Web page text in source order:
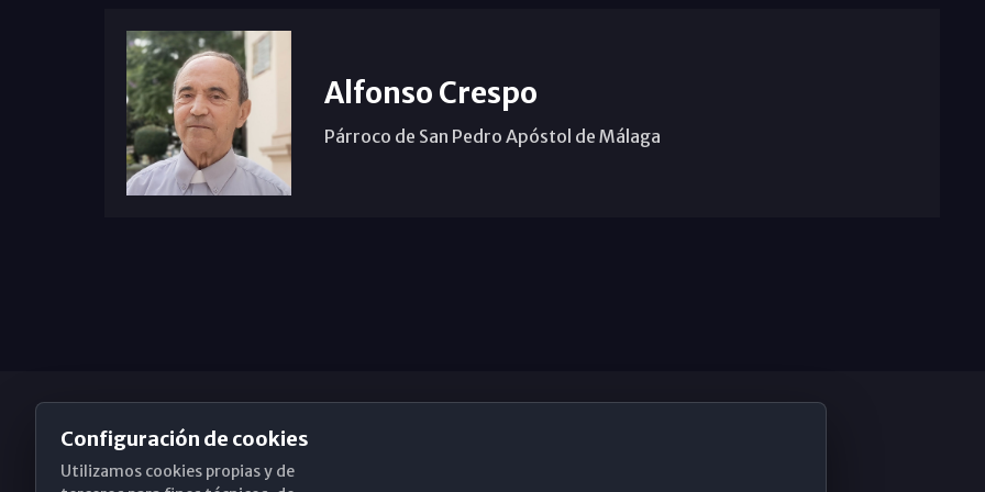
Alfonso Crespo
Párroco de San Pedro Apóstol de Málaga
Configuración de cookies
Utilizamos cookies propias y de